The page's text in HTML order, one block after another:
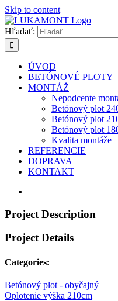
Skip to content
Hľadať:
ÚVOD
BETÓNOVÉ PLOTY
MONTÁŽ
Nepodcente
Betónový plot
Betónový plot
Betónový plot
Kvalita montáže
REFERENCIE
DOPRAVA
KONTAKT
Project Description
Project Details
Categories:
Betónový plot - obyčajný
Oplotenie výška 210cm